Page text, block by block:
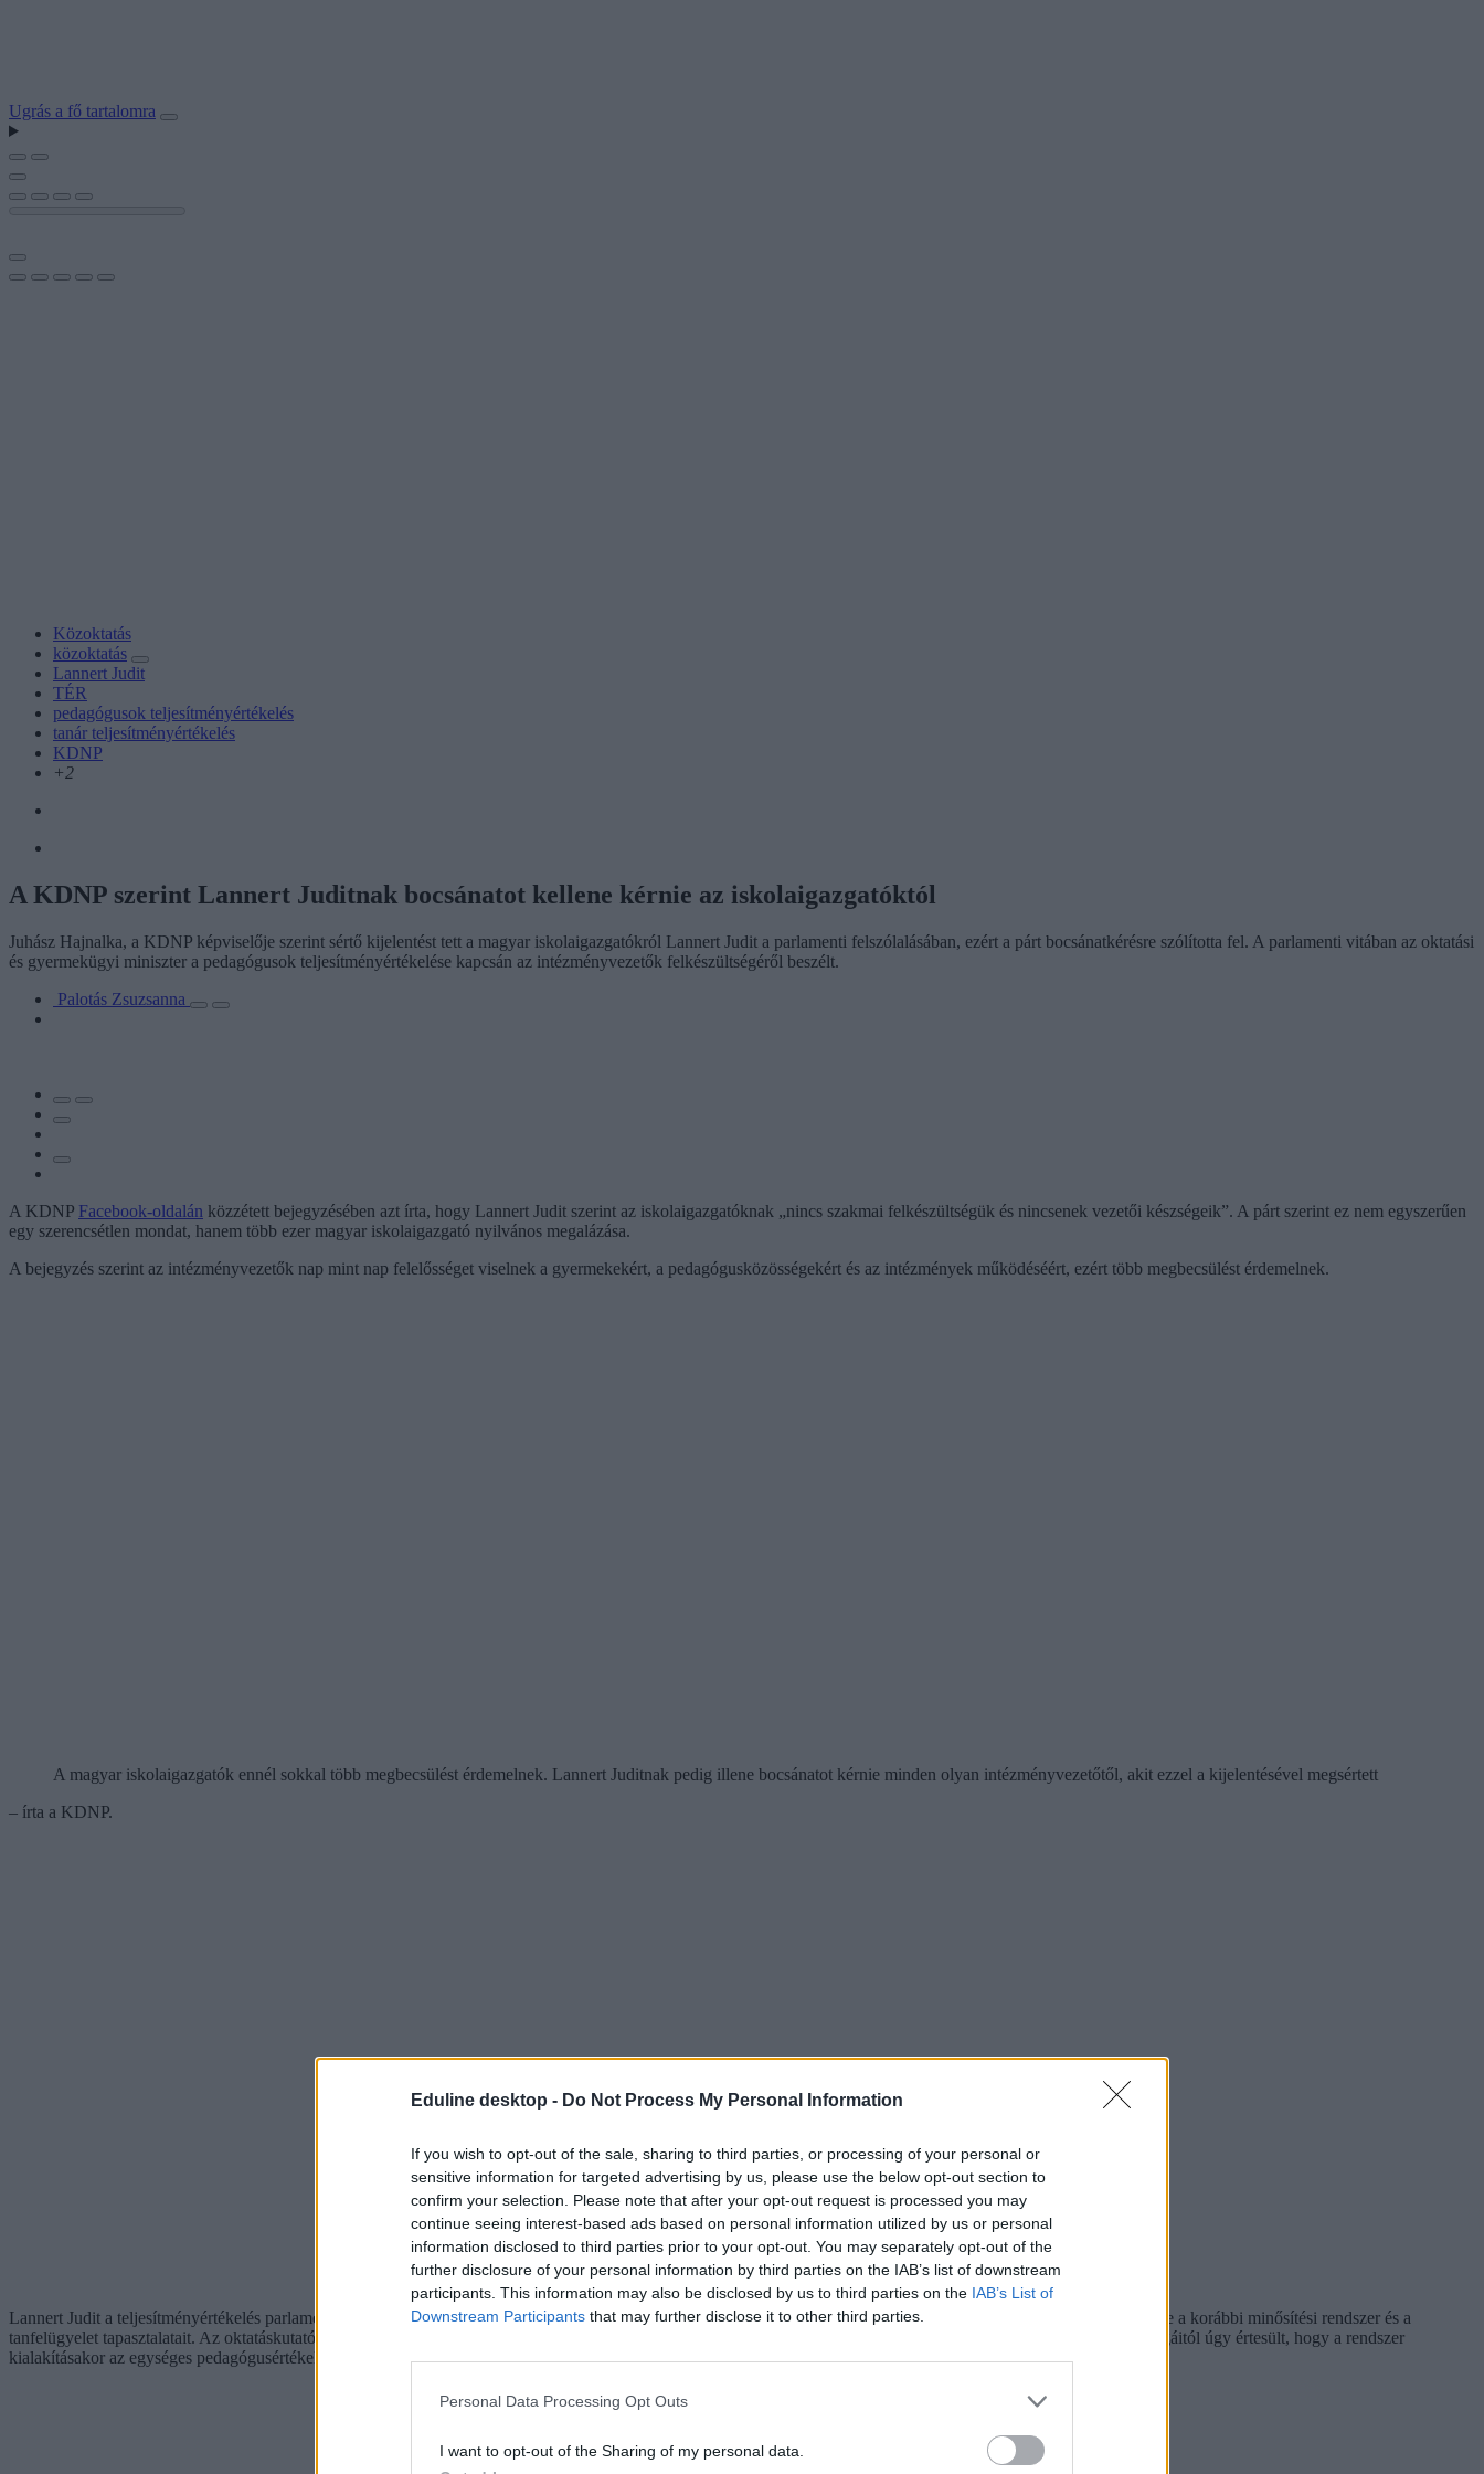
Eduline desktop - Do Not Process My Personal Information
If you wish to opt-out of the sale, sharing to third parties, or processing of your personal or
sensitive information for targeted advertising by us, please use the below opt-out section to
confirm your selection. Please note that after your opt-out request is processed you may
continue seeing interest-based ads based on personal information utilized by us or personal
information disclosed to third parties prior to your opt-out. You may separately opt-out of the
further disclosure of your personal information by third parties on the IAB’s list of downstream
participants. This information may also be disclosed by us to third parties on the IAB’s List of
Downstream Participants that may further disclose it to other third parties.
Personal Data Processing Opt Outs
I want to opt-out of the Sharing of my personal data.
Ugrás a fő tartalomra
Közoktatás
közoktatás
Lannert Judit
TÉR
pedagógusok teljesítményértékelés
tanár teljesítményértékelés
KDNP
+2
A KDNP szerint Lannert Juditnak bocsánatot kellene kérnie az iskolaigazgatóktól
Juhász Hajnalka, a KDNP képviselője szerint sértő kijelentést tett a magyar iskolaigazgatókról Lannert Judit a parlamenti felszólalásában, ezért a párt bocsánatkérésre szólította fel. A parlamenti vitában az oktatási
és gyermekügyi miniszter a pedagógusok teljesítményértékelése kapcsán az intézményvezetők felkészültségéről beszélt.
Palotás Zsuzsanna
A KDNP Facebook-oldalán közzétett bejegyzésében azt írta, hogy Lannert Judit szerint az iskolaigazgatóknak „nincs szakmai felkészültségük és nincsenek vezetői készségeik”. A párt szerint ez nem egyszerűen
egy szerencsétlen mondat, hanem több ezer magyar iskolaigazgató nyilvános megalázása.
A bejegyzés szerint az intézményvezetők nap mint nap felelősséget viselnek a gyermekekért, a pedagógusközösségekért és az intézmények működéséért, ezért több megbecsülést érdemelnek.
A magyar iskolaigazgatók ennél sokkal több megbecsülést érdemelnek. Lannert Juditnak pedig illene bocsánatot kérnie minden olyan intézményvezetőtől, akit ezzel a kijelentésével megsértett
– írta a KDNP.
Lannert Judit a teljesítményértékelés parlamenti vitáján arról beszélt, hogy a pedagógusok munkáját nehéz egyértelmű teljesítménymutatók alapján mérni, majd felidézte a korábbi minősítési rendszer és a
tanfelügyelet tapasztalatait. Az oktatáskutató szerint már a 2013-ban kialakított pedagógus-minősítési rendszer is számos problémával küzdött. Elmondása szerint kollégáitól úgy értesült, hogy a rendszer
kialakításakor az egységes pedagógusértékelési keretrendszer kidolgozásához a rendőrségnél alkalmazott teljesítményértékelési modellt is tanulmányozták.